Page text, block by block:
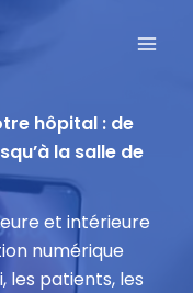
hôpital : de
la salle de
et intérieure
numérique
les patients, les